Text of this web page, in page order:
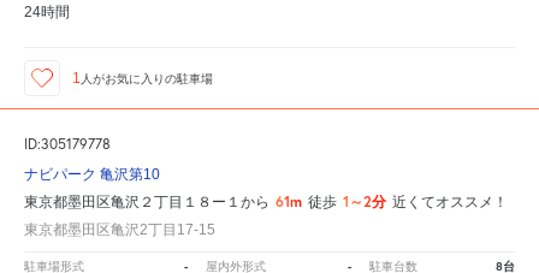
24時間
1 人がお気に入りの駐車場
ID:305179778
ナビパーク 亀沢第10
東京都墨田区亀沢２丁目１８ー１から 61m 徒歩 1～2分 近くてオススメ！
東京都墨田区亀沢2丁目17-15
駐車場形式 - 屋内外形式 - 駐車台数 8台